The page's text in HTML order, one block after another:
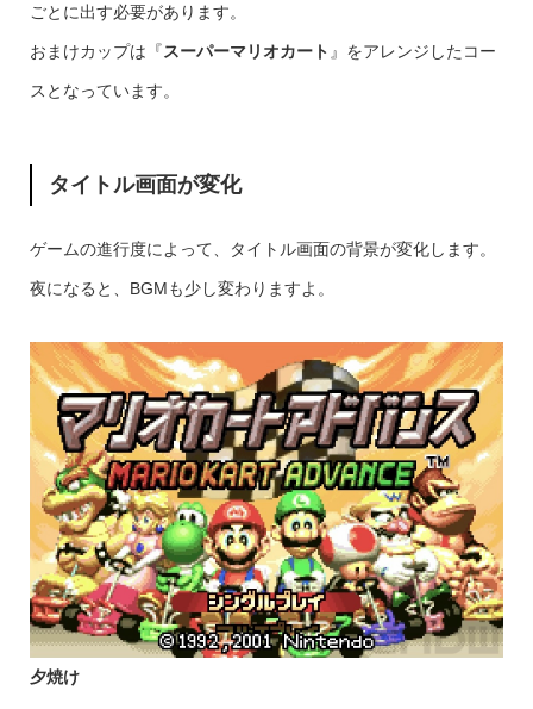
ごとに出す必要があります。
おまけカップは『スーパーマリオカート 』をアレンジしたコー
スとなっています。
タイトル画面が変化
ゲームの進行度によって、タイトル画面の背景が変化します。
夜になると、BGMも少し変わりますよ。
夕焼け